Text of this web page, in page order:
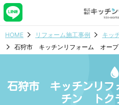
HOME リフォーム施工事例
キッ
石狩市 キッチンリフォーム オー
石狩市 キッチンリフ
チン トク